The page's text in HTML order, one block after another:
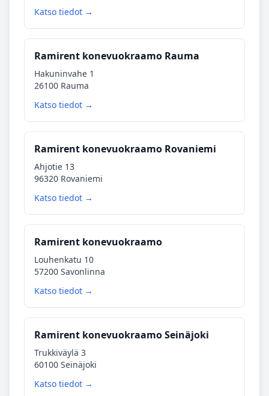
Katso tiedot →
Ramirent konevuokraamo Rauma
Hakuninvahe 1
26100 Rauma
Katso tiedot →
Ramirent konevuokraamo Rovaniemi
Ahjotie 13
96320 Rovaniemi
Katso tiedot →
Ramirent konevuokraamo
Louhenkatu 10
57200 Savonlinna
Katso tiedot →
Ramirent konevuokraamo Seinäjoki
Trukkiväylä 3
60100 Seinäjoki
Katso tiedot →